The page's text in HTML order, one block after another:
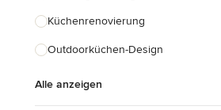
Küchenrenovierung
Outdoorküchen-Design
Alle anzeigen